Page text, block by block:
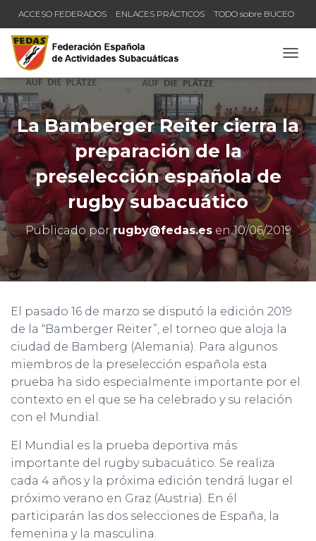
ACCESO FEDERADOS ENLACES PRÁCTICOS TODO sobre BUCEO
COMPRUEBA TU TÍTULO Y LICENCIA
La Bamberger Reiter cierra la
preparación de la
preselección española de
rugby subacuático
Publicado porrugby@fedas.esen10/06/2019
El pasado 16 de marzo se disputó la edición 2019
de la “Bamberger Reiter”, el torneo que aloja la
ciudad de Bamberg (Alemania). Para algunos
miembros de la preselección española esta
prueba ha sido especialmente importante por el
contexto en el que se ha celebrado y su relación
con el Mundial.
El Mundial es la prueba deportiva más
importante del rugby subacuático. Se realiza
cada 4 años y la próxima edición tendrá lugar el
próximo verano en Graz (Austria). En él
participarán las dos selecciones de España, la
femenina y la masculina.